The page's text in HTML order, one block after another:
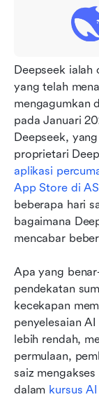
Deepseek
yang telah
mengagumkan
pada Januari
Deepseek,
aplikasi
App Store di AS
beberapa hari
bagaimana
mencabar
Apa yang
pendekatan
kecekapan
penyelesaian
lebih rendah,
permulaan,
saiz
dalam kursus